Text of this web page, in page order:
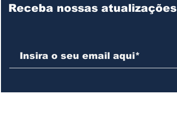
Receba nossas atualizações